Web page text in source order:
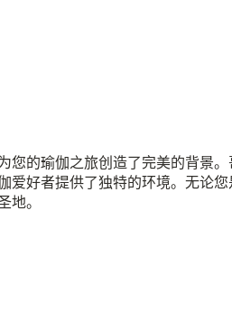
您的瑜伽之旅创造了完美的背景。
爱好者提供了独特的环境。无论您
。